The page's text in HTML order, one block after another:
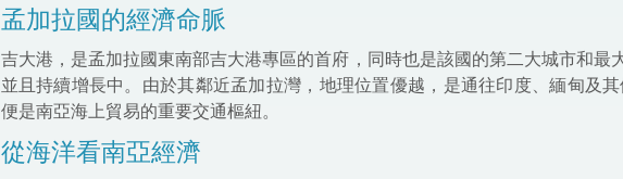
孟加拉國的經濟命脈
吉大港，是孟加拉國東南部吉大港專區的首府，同時也是該國的第二大城市和最
並且持續增長中。由於其鄰近孟加拉灣，地理位置優越，是通往印度、緬甸及
便是南亞海上貿易的重要交通樞紐。
從海洋看南亞經濟